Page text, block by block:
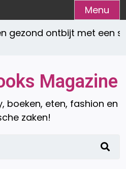
Menu
ontbijt met een
Magazine
boeken, eten, fashion en
zaken!